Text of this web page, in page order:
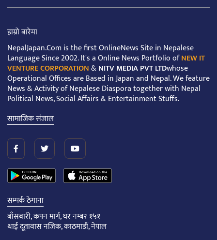
हाम्रो बारेमा
NepalJapan.Com is the first OnlineNews Site in Nepalese
Language Since 2002. It's a Online News Portfolio ofNEW IT
VENTURE CORPORATION&NITV MEDIA PVT LTDwhose
Operational Offices are Based in Japan and Nepal. We feature
News & Activity of Nepalese Diaspora together with Nepal
Political News, Social Affairs & Entertainment Stuffs.
सामाजिक संजाल
सम्पर्क ठेगाना
बाँसबारी, कपन मार्ग, घर नम्बर १५१
थाई दूतावास नजिक, काठमाडौं, नेपाल